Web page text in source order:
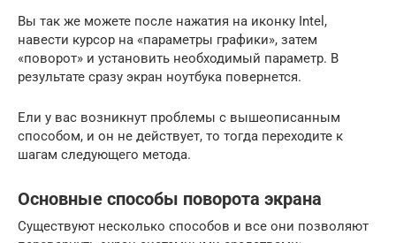
Вы так же можете после нажатия на иконку Intel,
навести курсор на «параметры графики», затем
«поворот» и установить необходимый параметр. В
результате сразу экран ноутбука повернется.
Ели у вас возникнут проблемы с вышеописанным
способом, и он не действует, то тогда переходите к
шагам следующего метода.
Основные способы поворота экрана
Существуют несколько способов и все они позволяют